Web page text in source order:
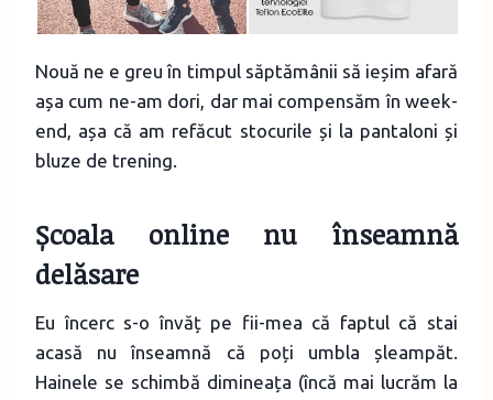
Nouă ne e greu în timpul săptămânii să ieșim afară
așa cum ne-am dori, dar mai compensăm în week-
end, așa că am refăcut stocurile și la pantaloni și
bluze de trening.
Școala online nu înseamnă
delăsare
Eu încerc s-o învăț pe fii-mea că faptul că stai
acasă nu înseamnă că poți umbla șleampăt.
Hainele se schimbă dimineața (încă mai lucrăm la